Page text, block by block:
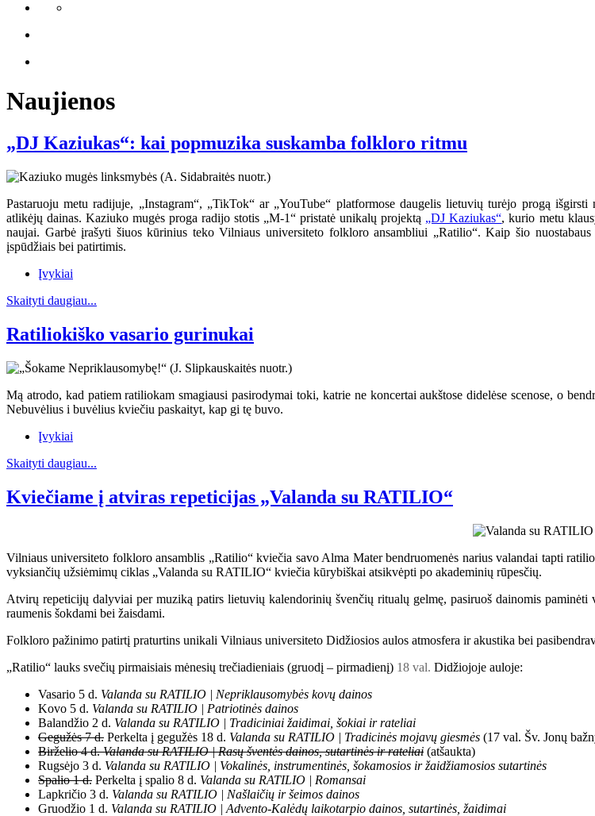
Naujienos
„DJ Kaziukas“: kai popmuzika suskamba folkloro ritmu
Pastaruoju metu radijuje, „Instagram“, „TikTok“ ar „YouTube“ platformose daugelis lietuvių turėjo progą
atlikėjų dainas. Kaziuko mugės proga radijo stotis „M-1“ pristatė unikalų projektą „DJ Kaziukas“, kurio metu
naujai. Garbė įrašyti šiuos kūrinius teko Vilniaus universiteto folkloro ansambliui „Ratilio“. Kaip šio
įspūdžiais bei patirtimis.
Įvykiai
Skaityti daugiau...
Ratiliokiško vasario gurinukai
Mą atrodo, kad patiem ratiliokam smagiausi pasirodymai toki, katrie ne koncertai aukštose didelėse scenose, o
Nebuvėlius i buvėlius kviečiu paskaityt, kap gi tę buvo.
Įvykiai
Skaityti daugiau...
Kviečiame į atviras repeticijas „Valanda su RATILIO“
Vilniaus universiteto folkloro ansamblis „Ratilio“ kviečia savo Alma Mater bendruomenės narius valandai tapti
vyksiančių užsiėmimų ciklas „Valanda su RATILIO“ kviečia kūrybiškai atsikvėpti po akademinių rūpesčių.
Atvirų repeticijų dalyviai per muziką patirs lietuvių kalendorinių švenčių ritualų gelmę, pasiruoš dainomis paminėti
raumenis šokdami bei žaisdami.
Folkloro pažinimo patirtį praturtins unikali Vilniaus universiteto Didžiosios aulos atmosfera ir akustika bei
„Ratilio“ lauks svečių pirmaisiais mėnesių trečiadieniais (gruodį – pirmadienį) 18 val. Didžiojoje auloje:
Vasario 5 d. Valanda su RATILIO | Nepriklausomybės kovų dainos
Kovo 5 d. Valanda su RATILIO | Patriotinės dainos
Balandžio 2 d. Valanda su RATILIO | Tradiciniai žaidimai, šokiai ir rateliai
Gegužės 7 d. Perkelta į gegužės 18 d. Valanda su RATILIO | Tradicinės mojavų giesmės (17 val. Šv. Jonų
Birželio 4 d.Valanda su RATILIO | Rasų šventės dainos, sutartinės ir rateliai (atšaukta)
Rugsėjo 3 d. Valanda su RATILIO | Vokalinės, instrumentinės, šokamosios ir žaidžiamosios sutartinės
Spalio 1 d. Perkelta į spalio 8 d. Valanda su RATILIO | Romansai
Lapkričio 3 d. Valanda su RATILIO | Našlaičių ir šeimos dainos
Gruodžio 1 d. Valanda su RATILIO | Advento-Kalėdų laikotarpio dainos, sutartinės, žaidimai